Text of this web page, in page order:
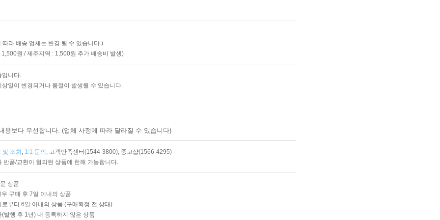
라 배송 업체는 변경 될 수 있습니다.)
1,500원
제주지역 : 1,500원 추가 배송비 발생)
입니다.
일이 변경되거나 품절이 발생될 수 있습니다.
보다 우선합니다. (업체 사정에 따라 달라질 수 있습니다)
및 조회 , 1:1 문의 , 고객만족센터(1544-3800), 중고샵(1566-4295)
반품/교환이 협의된 상품에 한해 가능합니다.
상품
구매 후 7일 이내의 상품
부터 6일 이내의 상품 (구매확정 전 상태)
발행 후 1년) 내 등록하지 않은 상품